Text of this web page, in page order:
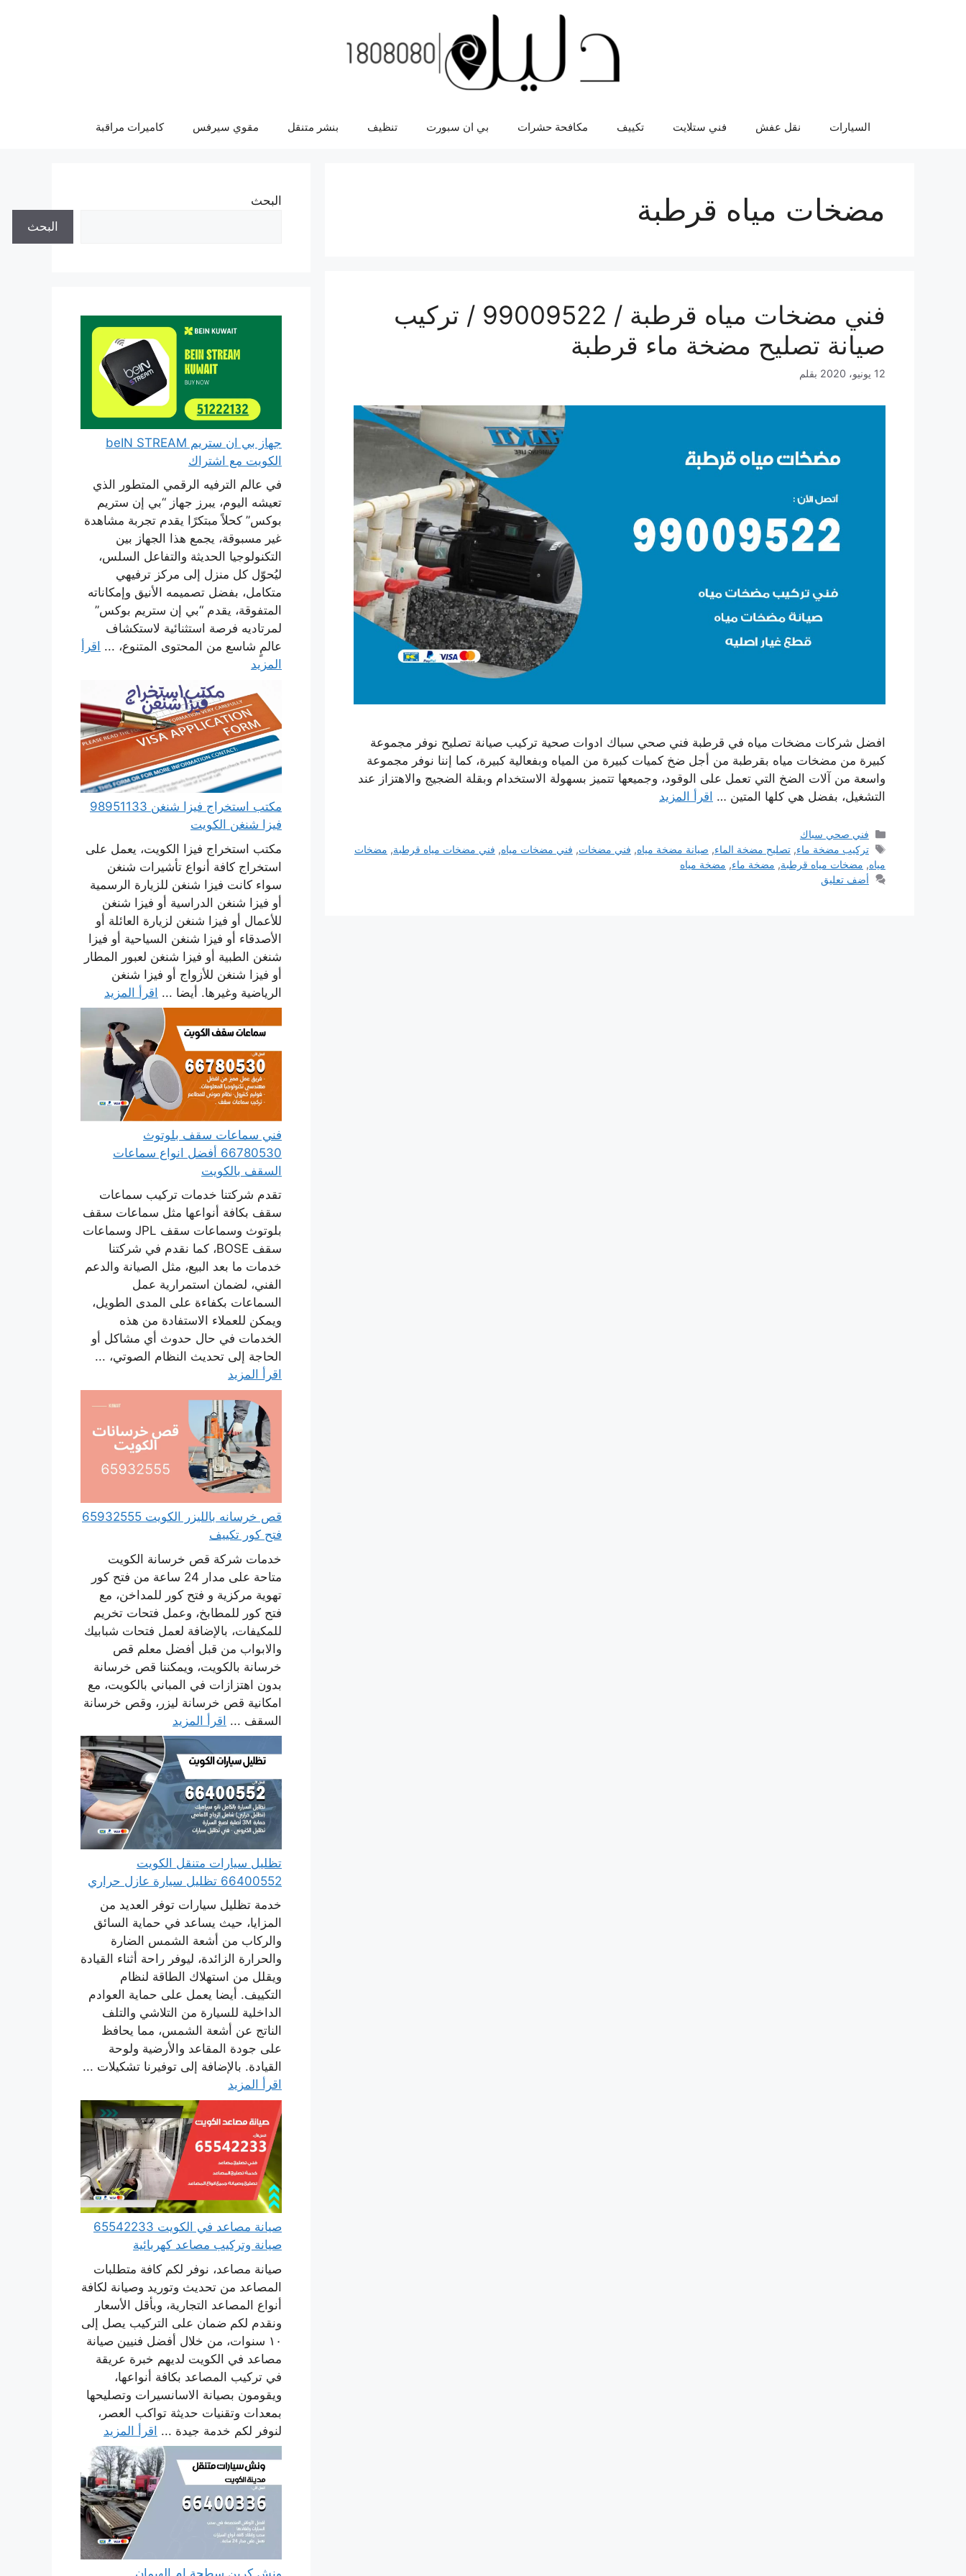
السيارات نقل عفش فني ستلايت تكييف مكافحة حشرات بي ان سبورت تنظيف بنشر متنقل مقوي سيرفس كاميرات مراقبة
مضخات مياه قرطبة
فني مضخات مياه قرطبة / 99009522 / تركيب
صيانة تصليح مضخة ماء قرطبة
12 يونيو، 2020 بقلم
افضل شركات مضخات مياه في قرطبة فني صحي سباك ادوات صحية تركيب صيانة تصليح نوفر مجموعة
كبيرة من مضخات مياه بقرطبة من أجل ضخ كميات كبيرة من المياه وبفعالية كبيرة، كما إننا نوفر مجموعة
واسعة من آلات الضخ التي تعمل على الوقود، وجميعها تتميز بسهولة الاستخدام وبقلة الضجيج والاهتزاز عند
التشغيل، بفضل هي كلها المتين … اقرأ المزيد
التصنيفات
فني صحي سباك
الوسوم
تركيب مضخة ماء,تصليح مضخة الماء, صيانة مضخة مياه, فني مضخات, فني مضخات مياه, فني مضخات مياه قرطبة, مضخات
مياه, مضخات مياه قرطبة, مضخة ماء, مضخة مياه
أضف تعليق
البحث
البحث
جهاز بي ان ستريم beIN STREAM
الكويت مع اشتراك
في عالم الترفيه الرقمي المتطور الذي
تعيشه اليوم، يبرز جهاز “بي إن ستريم
بوكس” كحلاً مبتكرًا يقدم تجربة مشاهدة
غير مسبوقة، يجمع هذا الجهاز بين
التكنولوجيا الحديثة والتفاعل السلس،
ليُحوّل كل منزل إلى مركز ترفيهي
متكامل، بفضل تصميمه الأنيق وإمكاناته
المتفوقة، يقدم “بي إن ستريم بوكس”
لمرتاديه فرصة استثنائية لاستكشاف
عالمٍ شاسع من المحتوى المتنوع، ... اقرأ
المزيد
مكتب استخراج فيزا شنغن 98951133
فيزا شنغن الكويت
مكتب استخراج فيزا الكويت، يعمل على
استخراج كافة أنواع تأشيرات شنغن
سواء كانت فيزا شنغن للزيارة الرسمية
أو فيزا شنغن الدراسية أو فيزا شنغن
للأعمال أو فيزا شنغن لزيارة العائلة أو
الأصدقاء أو فيزا شنغن السياحية أو فيزا
شنغن الطبية أو فيزا شنغن لعبور المطار
أو فيزا شنغن للأزواج أو فيزا شنغن
الرياضية وغيرها. أيضا ... اقرأ المزيد
فني سماعات سقف بلوتوث
66780530 أفضل انواع سماعات
السقف بالكويت
تقدم شركتنا خدمات تركيب سماعات
سقف بكافة أنواعها مثل سماعات سقف
بلوتوث وسماعات سقف JPL وسماعات
سقف BOSE، كما نقدم في شركتنا
خدمات ما بعد البيع، مثل الصيانة والدعم
الفني، لضمان استمرارية عمل
السماعات بكفاءة على المدى الطويل،
ويمكن للعملاء الاستفادة من هذه
الخدمات في حال حدوث أي مشاكل أو
الحاجة إلى تحديث النظام الصوتي، ...
اقرأ المزيد
قص خرسانه بالليزر الكويت 65932555
فتح كور تكييف
خدمات شركة قص خرسانة الكويت
متاحة على مدار 24 ساعة من فتح كور
تهوية مركزية و فتح كور للمداخن، مع
فتح كور للمطابخ، وعمل فتحات تخريم
للمكيفات، بالإضافة لعمل فتحات شبابيك
والابواب من قبل أفضل معلم قص
خرسانة بالكويت، ويمكننا قص خرسانة
بدون اهتزازات في المباني بالكويت، مع
امكانية قص خرسانة ليزر، وقص خرسانة
السقف ... اقرأ المزيد
تظليل سيارات متنقل الكويت
66400552 تظليل سيارة عازل حراري
خدمة تظليل سيارات توفر العديد من
المزايا، حيث يساعد في حماية السائق
والركاب من أشعة الشمس الضارة
والحرارة الزائدة، ليوفر راحة أثناء القيادة
ويقلل من استهلاك الطاقة لنظام
التكييف. أيضا يعمل على حماية العوادم
الداخلية للسيارة من التلاشي والتلف
الناتج عن أشعة الشمس، مما يحافظ
على جودة المقاعد والأرضية ولوحة
القيادة. بالإضافة إلى توفيرنا تشكيلات ...
اقرأ المزيد
صيانة مصاعد في الكويت 65542233
صيانة وتركيب مصاعد كهربائية
صيانة مصاعد، نوفر لكم كافة متطلبات
المصاعد من تحديث وتوريد وصيانة لكافة
أنواع المصاعد التجارية، وبأقل الأسعار
ونقدم لكم ضمان على التركيب يصل إلى
١٠ سنوات، من خلال أفضل فنيين صيانة
مصاعد في الكويت لديهم خبرة عريقة
في تركيب المصاعد بكافة أنواعها،
ويقومون بصيانة الاسانسيرات وتصليحها
بمعدات وتقنيات حديثة تواكب العصر،
لنوفر لكم خدمة جيدة ... اقرأ المزيد
ونش كرين سطحة ام الهيمان